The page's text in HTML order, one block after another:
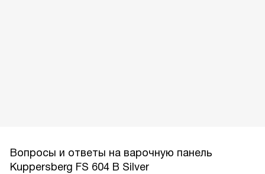
Вопросы и ответы на варочную панель
Kuppersberg FS 604 B Silver